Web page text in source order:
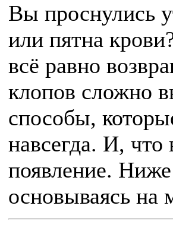
Вы проснулись
или пятна
всё равно
клопов сложно
способы,
навсегда. И, что
появление.
основываясь на